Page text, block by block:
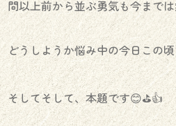
間以上前から並ぶ勇気も今まで
どうしようか悩み中の今日この
そしてそして、本題です😊⛳️👍